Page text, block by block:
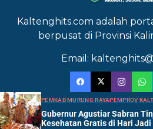
Kaltenghits.com adalah
berpusat di Provinsi
Email:
PEMKAB MURUNG RAYAPEMPROV
Gubernur Agustiar Sabran
Kesehatan Gratis di Hari Jadi